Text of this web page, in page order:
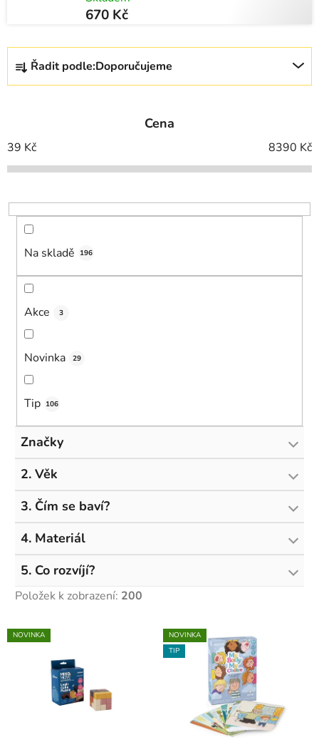
670 Kč
Ř
z
í
p
o
d
Řadit podle:Doporučujeme
Cena
39 Kč 8390 Kč
Na skladě 196
Akce 3
Novinka 29
Tip 106
Značky
2. Věk
3. Čím se baví?
4. Materiál
5. Co rozvíjí?
Položek k zobrazení: 200
V
ý
NOVINKA
NOVINKA
TIP